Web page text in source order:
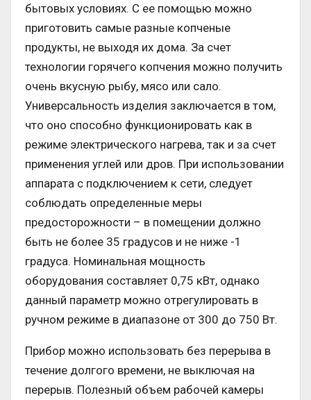
бытовых условиях. С ее помощью можно
приготовить самые разные копченые
продукты, не выходя их дома. За счет
технологии горячего копчения можно получить
очень вкусную рыбу, мясо или сало.
Универсальность изделия заключается в том,
что оно способно функционировать как в
режиме электрического нагрева, так и за счет
применения углей или дров. При использовании
аппарата с подключением к сети, следует
соблюдать определенные меры
предосторожности – в помещении должно
быть не более 35 градусов и не ниже -1
градуса. Номинальная мощность
оборудования составляет 0,75 кВт, однако
данный параметр можно отрегулировать в
ручном режиме в диапазоне от 300 до 750 Вт.
Прибор можно использовать без перерыва в
течение долгого времени, не выключая на
перерыв. Полезный объем рабочей камеры